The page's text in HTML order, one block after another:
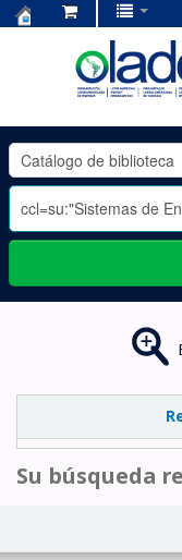
OLADE
-
Su búsqueda